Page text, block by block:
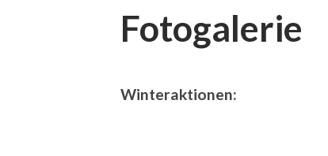
Fotogalerie
Winteraktionen: